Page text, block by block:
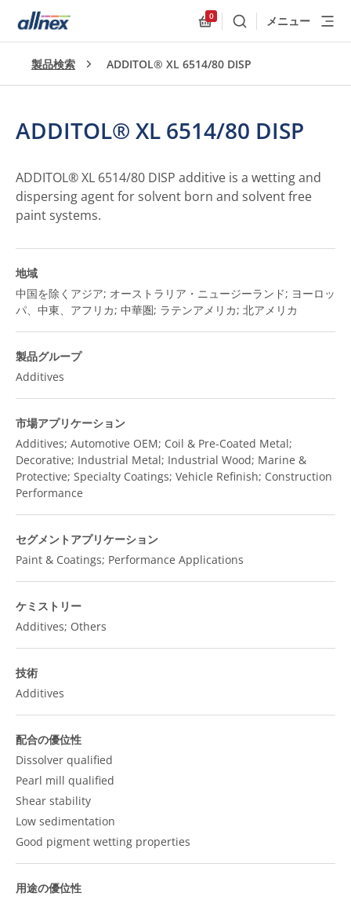
0
検索 メニュー
製品検索 ADDITOL® XL 6514/80 DISP
ADDITOL® XL 6514/80 DISP
ADDITOL® XL 6514/80 DISP additive is a wetting and
dispersing agent for solvent born and solvent free
paint systems.
地域
中国を除くアジア; オーストラリア・ニュージーランド; ヨーロッ
パ、中東、アフリカ; 中華圏; ラテンアメリカ; 北アメリカ
製品グループ
Additives
市場アプリケーション
Additives; Automotive OEM; Coil & Pre-Coated Metal;
Decorative; Industrial Metal; Industrial Wood; Marine &
Protective; Specialty Coatings; Vehicle Refinish; Construction
Performance
セグメントアプリケーション
Paint & Coatings; Performance Applications
ケミストリー
Additives; Others
技術
Additives
配合の優位性
Dissolver qualified
Pearl mill qualified
Shear stability
Low sedimentation
Good pigment wetting properties
用途の優位性